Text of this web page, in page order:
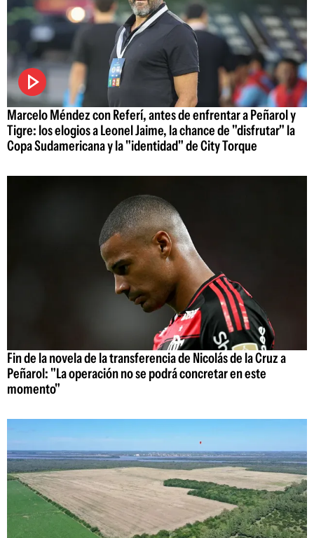
Marcelo Méndez con Referí, antes de enfrentar a Peñarol y
Tigre: los elogios a Leonel Jaime, la chance de "disfrutar" la
Copa Sudamericana y la "identidad" de City Torque
Fin de la novela de la transferencia de Nicolás de la Cruz a
Peñarol: "La operación no se podrá concretar en este
momento"